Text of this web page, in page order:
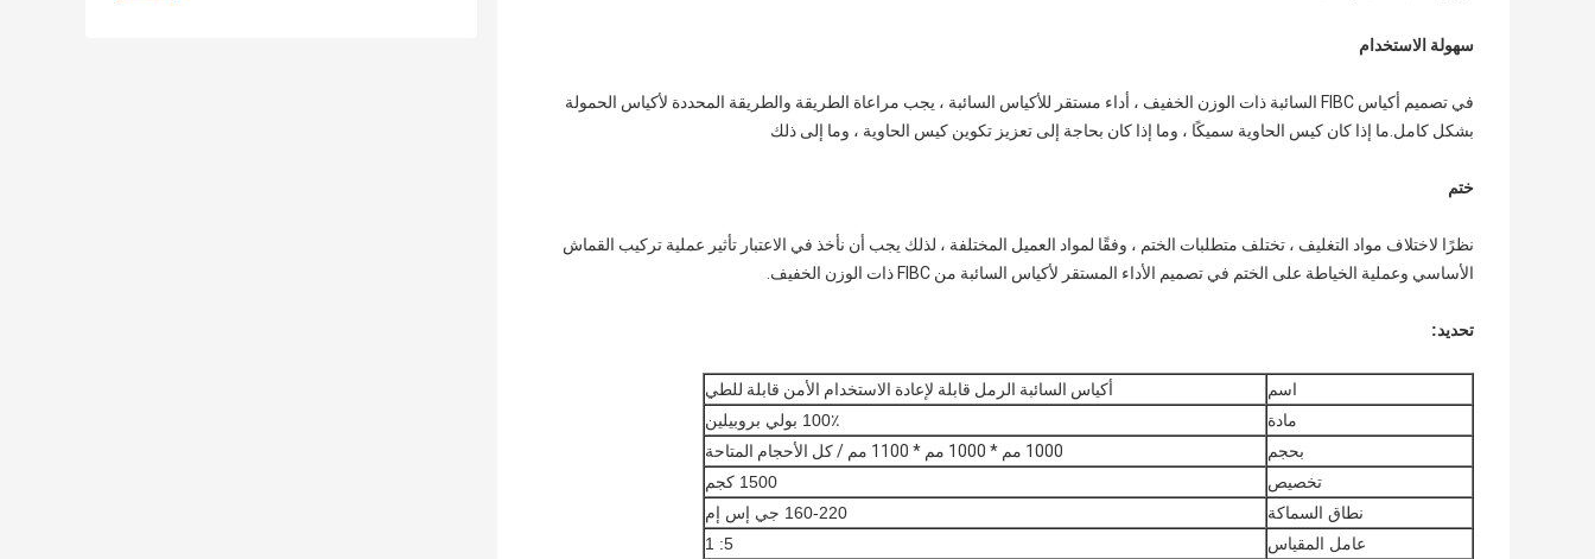
سهولة الاستخدام
في تصميم أكياس FIBC السائبة ذات الوزن الخفيف ، أداء مستقر للأكياس السائبة ، يجب مراعاة الطريقة والطريقة المحددة لأكياس الحمولة
بشكل كامل.ما إذا كان كيس الحاوية سميكًا ، وما إذا كان بحاجة إلى تعزيز تكوين كيس الحاوية ، وما إلى ذلك
ختم
نظرًا لاختلاف مواد التغليف ، تختلف متطلبات الختم ، وفقًا لمواد العميل المختلفة ، لذلك يجب أن نأخذ في الاعتبار تأثير عملية تركيب القماش
الأساسي وعملية الخياطة على الختم في تصميم الأداء المستقر لأكياس السائبة من FIBC ذات الوزن الخفيف.
تحديد:
اسم
أكياس السائبة الرمل قابلة لإعادة الاستخدام الأمن قابلة للطي
مادة
100٪ بولي بروبيلين
بحجم
1000 مم * 1000 مم * 1100 مم / كل الأحجام المتاحة
تخصيص
1500 كجم
نطاق السماكة
160-220 جي إس إم
عامل المقياس
5: 1